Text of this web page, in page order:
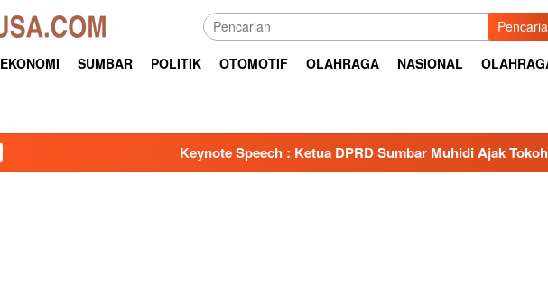
EKONOMI SUMBAR POLITIK OTOMOTIF OLAHRAGA NASIONAL
Keynote Speech : Ketua DPRD Sumbar Muhidi Ajak Tokoh Masyarakat